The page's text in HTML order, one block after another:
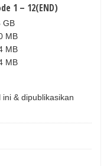
1 – 12(END)
GB
MB
MB
MB
& dipublikasikan